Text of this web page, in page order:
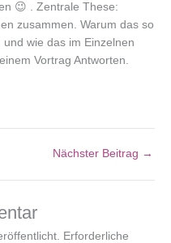
😉 . Zentrale These:
zusammen. Warum das so
wie das im Einzelnen
Vortrag Antworten.
Nächster Beitrag →
Erforderliche